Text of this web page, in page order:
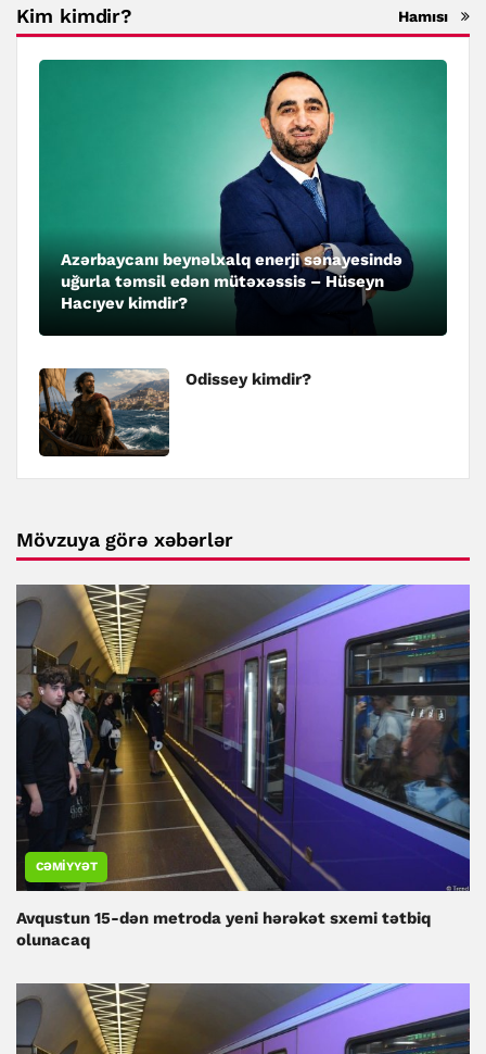
Kim kimdir? Hamısı
Azərbaycanı beynəlxalq enerji sənayesində
uğurla təmsil edən mütəxəssis – Hüseyn
Hacıyev kimdir?
Odissey kimdir?
Mövzuya görə xəbərlər
CƏMIYYƏT
Avqustun 15-dən metroda yeni hərəkət sxemi tətbiq
olunacaq